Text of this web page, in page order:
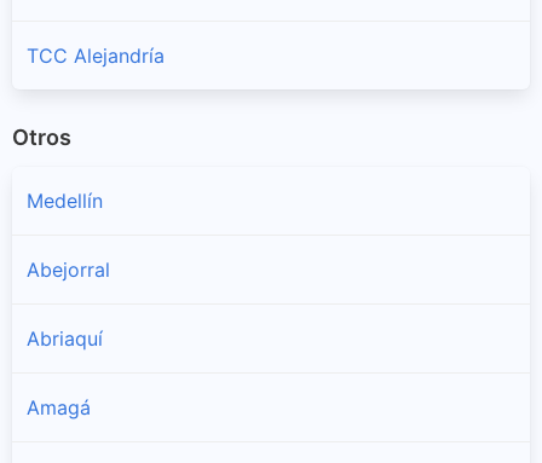
TCC Alejandría
Otros
Medellín
Abejorral
Abriaquí
Amagá